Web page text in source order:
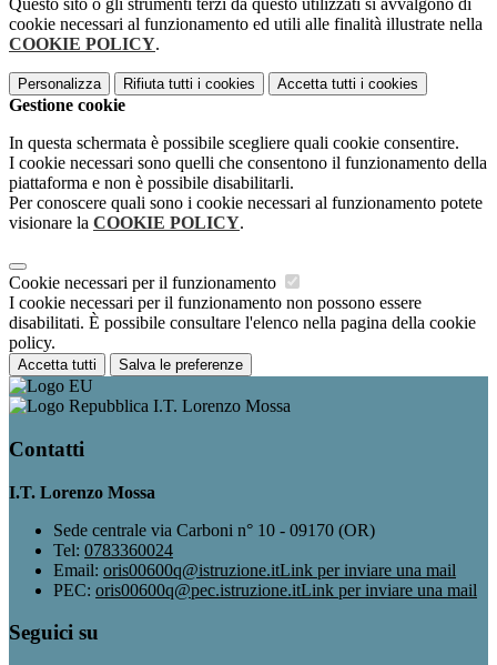
Questo sito o gli strumenti terzi da questo utilizzati si avvalgono di
cookie necessari al funzionamento ed utili alle finalità illustrate nella
COOKIE POLICY.
Personalizza Rifiuta tutti i cookies Accetta tutti i cookies
Gestione cookie
In questa schermata è possibile scegliere quali cookie consentire.
I cookie necessari sono quelli che consentono il funzionamento della
piattaforma e non è possibile disabilitarli.
Per conoscere quali sono i cookie necessari al funzionamento potete
visionare la COOKIE POLICY.
Cookie necessari per il funzionamento
I cookie necessari per il funzionamento non possono essere
disabilitati. È possibile consultare l'elenco nella pagina della cookie
policy.
Accetta tutti Salva le preferenze
I.T. Lorenzo Mossa
Contatti
I.T. Lorenzo Mossa
Sede centrale via Carboni n° 10 - 09170 (OR)
Tel: 0783360024
Email: oris00600q@istruzione.itLink per inviare una mail
PEC: oris00600q@pec.istruzione.itLink per inviare una mail
Seguici su